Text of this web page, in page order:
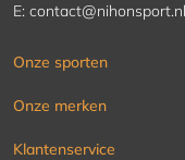
E: contact@nihonsport.nl
Onze sporten
Onze merken
Klantenservice